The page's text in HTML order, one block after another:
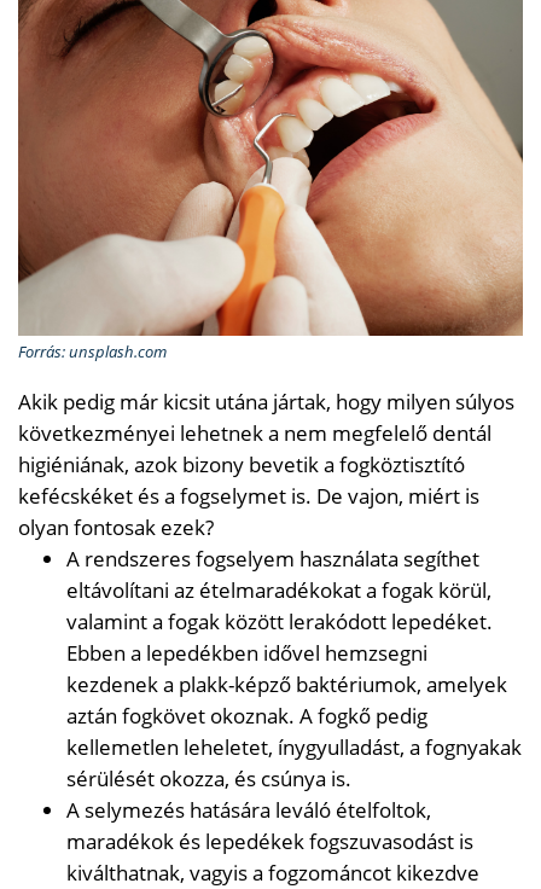
Forrás: unsplash.com
Akik pedig már kicsit utána jártak, hogy milyen súlyos
következményei lehetnek a nem megfelelő dentál
higiéniának, azok bizony bevetik a fogköztisztító
kefécskéket és a fogselymet is. De vajon, miért is
olyan fontosak ezek?
A rendszeres fogselyem használata segíthet
eltávolítani az ételmaradékokat a fogak körül,
valamint a fogak között lerakódott lepedéket.
Ebben a lepedékben idővel hemzsegni
kezdenek a plakk-képző baktériumok, amelyek
aztán fogkövet okoznak. A fogkő pedig
kellemetlen leheletet, ínygyulladást, a fognyakak
sérülését okozza, és csúnya is.
A selymezés hatására leváló ételfoltok,
maradékok és lepedékek fogszuvasodást is
kiválthatnak, vagyis a fogzománcot kikezdve